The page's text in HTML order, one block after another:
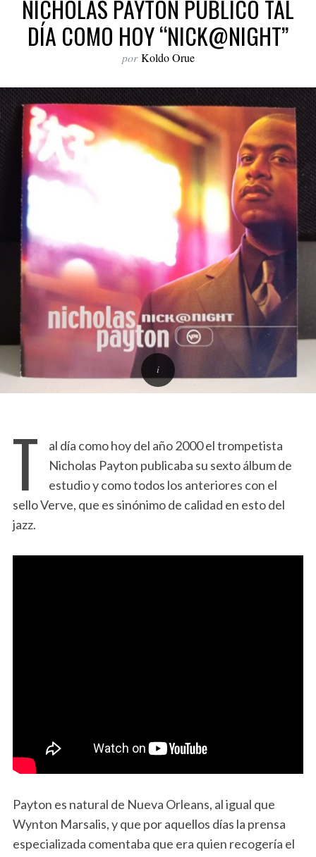
NICHOLAS PAYTON PUBLICÓ TAL
DÍA COMO HOY “NICK@NIGHT”
por Koldo Orue
T
al día como hoy del año 2000 el trompetista
Nicholas Payton publicaba su sexto álbum de
estudio y como todos los anteriores con el
sello Verve, que es sinónimo de calidad en esto del
jazz.
Payton es natural de Nueva Orleans, al igual que
Wynton Marsalis, y que por aquellos días la prensa
especializada comentaba que era quien recogería el